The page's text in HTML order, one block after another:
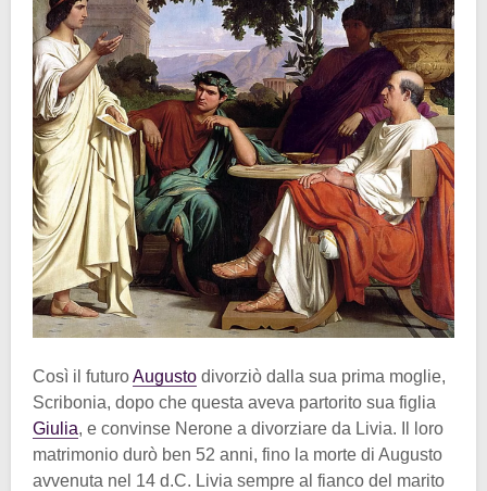
Così il futuroAugusto divorziò dalla sua prima moglie,
Scribonia, dopo che questa aveva partorito sua figlia
Giulia, e convinse Nerone a divorziare da Livia. Il loro
matrimonio durò ben 52 anni, fino la morte di Augusto
avvenuta nel 14 d.C. Livia sempre al fianco del marito